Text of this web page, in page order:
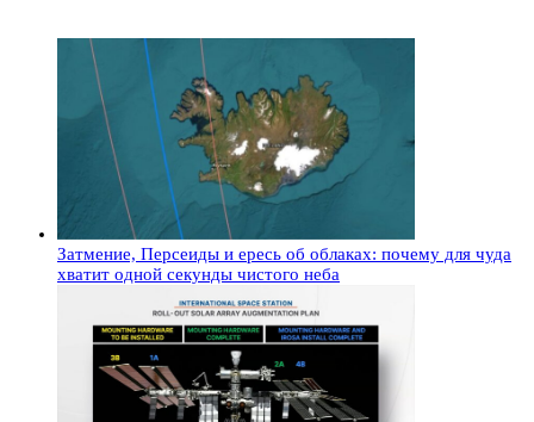
Затмение, Персеиды и ересь об облаках: почему для чуда
хватит одной секунды чистого неба